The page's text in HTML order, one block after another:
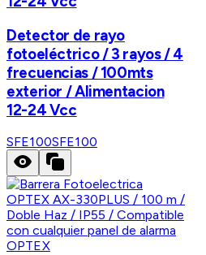
Detector de rayo
fotoeléctrico / 3 rayos / 4
frecuencias / 100mts
exterior / Alimentacion
12-24 Vcc
SFE100SFE100
OPTEX